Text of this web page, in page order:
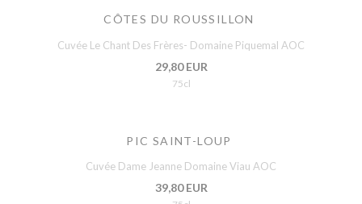
CÔTES DU ROUSSILLON
Cuvée Le Chant Des Frères- Domaine Piquemal AOC
29,80 EUR
75cl
PIC SAINT-LOUP
Cuvée Dame Jeanne Domaine Viau AOC
39,80 EUR